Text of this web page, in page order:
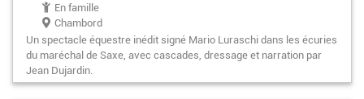
En famille
Chambord
Un spectacle équestre inédit signé Mario Luraschi dans les écuries
du maréchal de Saxe, avec cascades, dressage et narration par
Jean Dujardin.